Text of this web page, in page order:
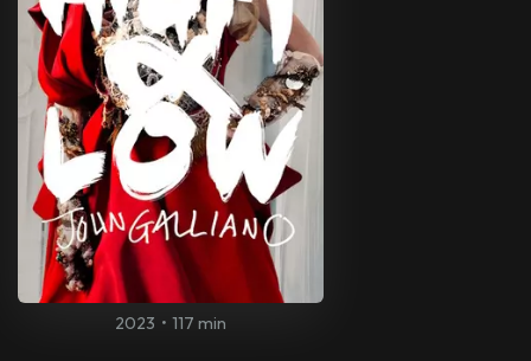
2023 • 117 min